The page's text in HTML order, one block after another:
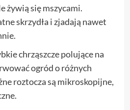
żywią się mszycami.
skrzydła i zjadają nawet
chrząszcze polujące na
ogród o różnych
roztocza są mikroskopijne,